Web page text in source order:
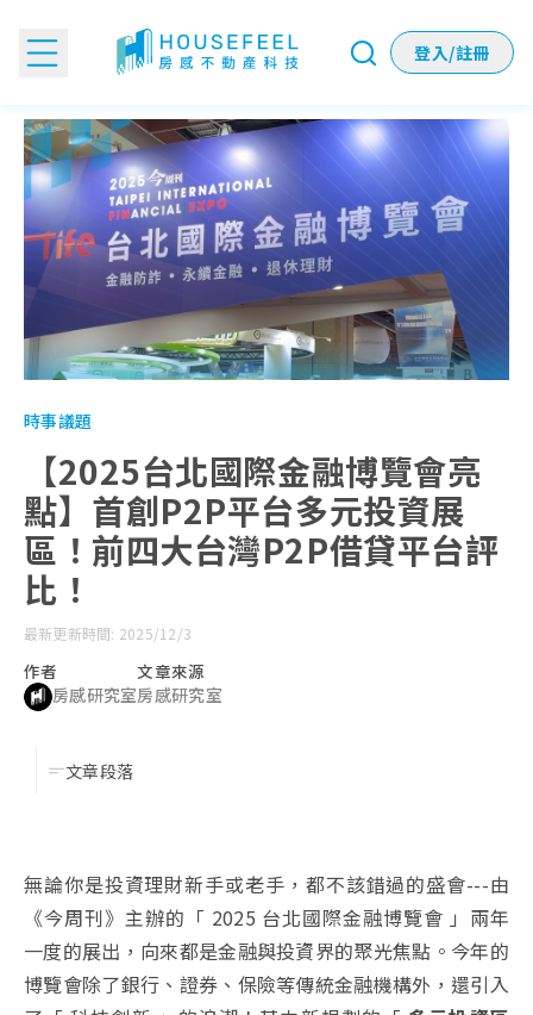
登入/註冊
【2025台北國際金融博覽會亮點】首創P2P平台多元投資展
時事議題
【2025台北國際金融博覽會亮
點】首創P2P平台多元投資展
區！前四大台灣P2P借貸平台評
比！
最新更新時間: 2025/12/3
作者
房感研究室
文章來源
房感研究室
文章段落
無論你是投資理財新手或老手，都不該錯過的盛會---由
《今周刊》主辦的「 2025 台北國際金融博覽會 」兩年
一度的展出，向來都是金融與投資界的聚光焦點。今年的
博覽會除了銀行、證券、保險等傳統金融機構外，還引入